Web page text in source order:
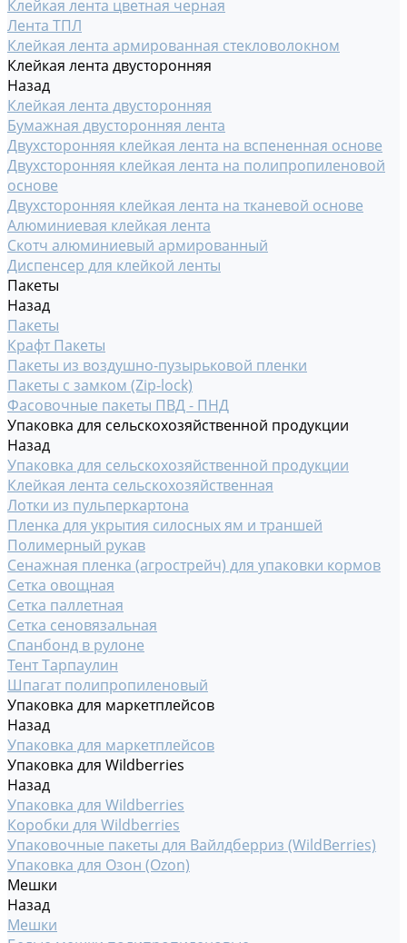
Клейкая лента цветная черная
Лента ТПЛ
Клейкая лента армированная стекловолокном
Клейкая лента двусторонняя
Назад
Клейкая лента двусторонняя
Бумажная двусторонняя лента
Двухсторонняя клейкая лента на вспененная основе
Двухсторонняя клейкая лента на полипропиленовой
основе
Двухсторонняя клейкая лента на тканевой основе
Алюминиевая клейкая лента
Скотч алюминиевый армированный
Диспенсер для клейкой ленты
Пакеты
Назад
Пакеты
Крафт Пакеты
Пакеты из воздушно-пузырьковой пленки
Пакеты с замком (Zip-lock)
Фасовочные пакеты ПВД - ПНД
Упаковка для сельскохозяйственной продукции
Назад
Упаковка для сельскохозяйственной продукции
Клейкая лента сельскохозяйственная
Лотки из пульперкартона
Пленка для укрытия силосных ям и траншей
Полимерный рукав
Сенажная пленка (агрострейч) для упаковки кормов
Сетка овощная
Сетка паллетная
Сетка сеновязальная
Спанбонд в рулоне
Тент Тарпаулин
Шпагат полипропиленовый
Упаковка для маркетплейсов
Назад
Упаковка для маркетплейсов
Упаковка для Wildberries
Назад
Упаковка для Wildberries
Коробки для Wildberries
Упаковочные пакеты для Вайлдберриз (WildBerries)
Упаковка для Озон (Ozon)
Мешки
Назад
Мешки